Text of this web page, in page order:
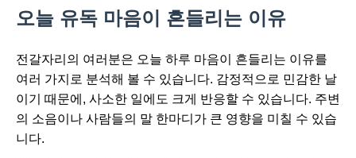
오늘 유독 마음이 흔들리는 이유
전갈자리의 여러분은 오늘 하루 마음이 흔들리는 이유를
여러 가지로 분석해 볼 수 있습니다. 감정적으로 민감한 날
이기 때문에, 사소한 일에도 크게 반응할 수 있습니다. 주변
의 소음이나 사람들의 말 한마디가 큰 영향을 미칠 수 있습
니다.